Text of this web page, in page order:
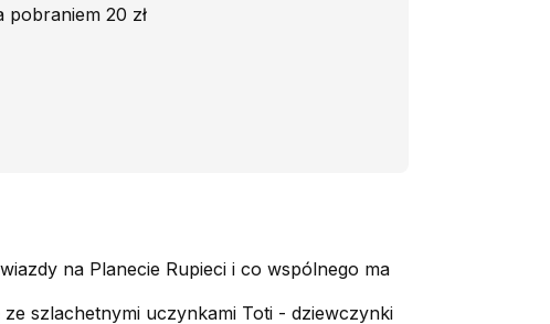
pobraniem 20 zł
na Planecie Rupieci i co wspólnego ma
szlachetnymi uczynkami Toti - dziewczynki